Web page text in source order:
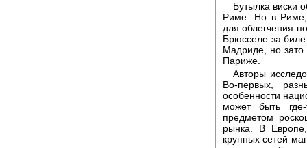
Бутылка виски
Риме. Но в Риме,
для облегчения
Брюсселе за
Мадриде, но
Париже.
Авторы
Во-первых,
особенности
может быть
предметом
рынка. В
крупных сетей